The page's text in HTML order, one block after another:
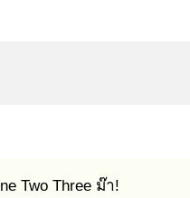
Two Three ม๊า!